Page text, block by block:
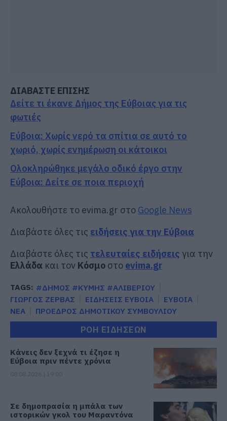
ΔΙΑΒΑΣΤΕ ΕΠΙΣΗΣ
Δείτε τι έκανε Δήμος της Εύβοιας για τις
φωτιές
Εύβοια: Χωρίς νερό τα σπίτια σε αυτό το
χωριό, χωρίς ενημέρωση οι κάτοικοι
Ολοκληρώθηκε μεγάλο οδικό έργο στην
Εύβοια: Δείτε σε ποια περιοχή
Ακολουθήστε το evima.gr στο Google News
Διαβάστε όλες τις ειδήσεις για την Εύβοια
Διαβάστε όλες τις τελευταίες ειδήσεις για την
Ελλάδα και τον Κόσμο στο evima.gr
TAGS: #ΔΗΜΟΣ #ΚΥΜΗΣ #ΑΛΙΒΕΡΙΟΥ
ΓΙΩΡΓΟΣ ΖΕΡΒΑΣ
ΕΙΔΗΣΕΙΣ ΕΥΒΟΙΑ
ΕΥΒΟΙΑ
ΝΕΑ
ΠΡΟΕΔΡΟΣ ΔΗΜΟΤΙΚΟΥ ΣΥΜΒΟΥΛΙΟΥ
ΡΟΗ ΕΙΔΗΣΕΩΝ
Κάνεις δεν ξεχνά τι έζησε η
Εύβοια πριν πέντε χρόνια
Σε δημοπρασία η μπάλα των
ιστορικών γκολ του Μαραντόνα